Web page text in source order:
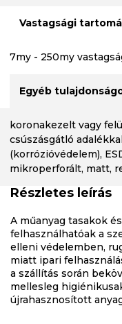
Vastagsági
7my - 250my
Egyéb
koronakezelt vagy
csúszásgátló
(korrózióvédelem),
mikroperforált, matt,
Részletes leírás
A műanyag tasakok
felhasználhatóak a
elleni védelemben,
miatt ipari
a szállítás során
mellesleg
újrahasznosított